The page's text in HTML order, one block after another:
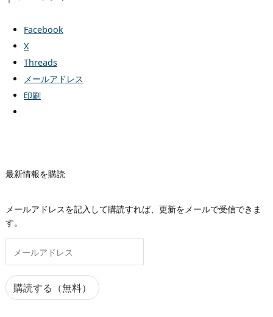
Facebook
X
Threads
メールアドレス
印刷
最新情報を購読
メールアドレスを記入して購読すれば、更新をメールで受信できま
す。
ア
ド
購読する（無料）